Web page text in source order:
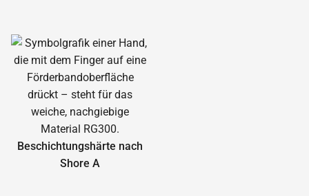
Beschichtungshärte nach
Shore A